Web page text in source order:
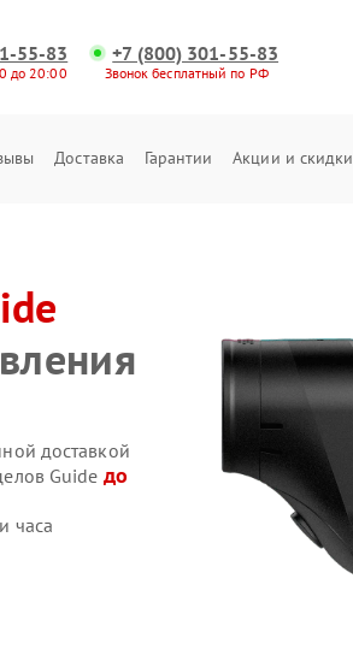
55-83
до 20:00
+7 (800) 301-55-83
Звонок бесплатный по РФ
Доставка Гарантии Акции и скидки
доставкой
Guide до
часа